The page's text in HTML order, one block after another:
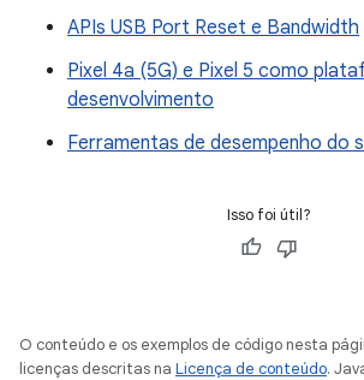
APIs USB Port Reset e Bandwidth
Pixel 4a (5G) e Pixel 5 como
desenvolvimento
Ferramentas de desempenho do
Isso foi útil?
O conteúdo e os exemplos de código nesta
licenças descritas na Licença de conteúdo.